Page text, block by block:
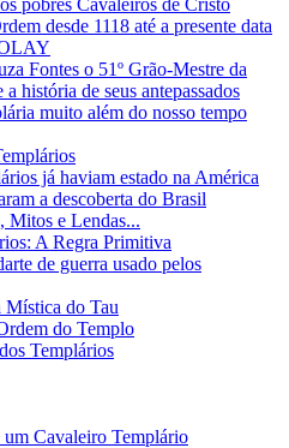
desde 1118 até a presente data
Fontes o 51º Grão-Mestre da
história de seus antepassados
muito além do nosso tempo
já haviam estado na América
a descoberta do Brasil
Mitos e Lendas...
A Regra Primitiva
de guerra usado pelos
Mística do Tau
do Templo
Templários
um Cavaleiro Templário